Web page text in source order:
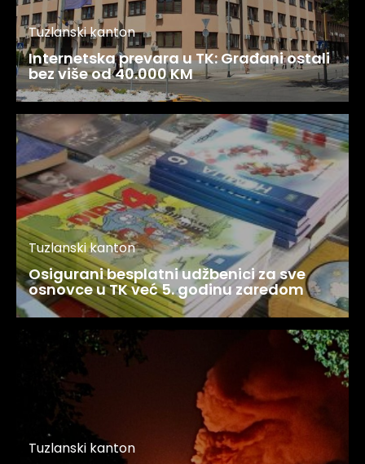
Tuzlanski kanton
Internetska prevara u TK: Građani ostali
bez više od 40.000 KM
Tuzlanski kanton
Osigurani besplatni udžbenici za sve
osnovce u TK već 5. godinu zaredom
Tuzlanski kanton